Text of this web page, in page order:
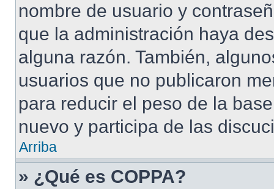
nombre de usuario y
que la administración haya
alguna razón. También,
usuarios que no publicaron
para reducir el peso de la
nuevo y participa de las
Arriba
» ¿Qué es COPPA?